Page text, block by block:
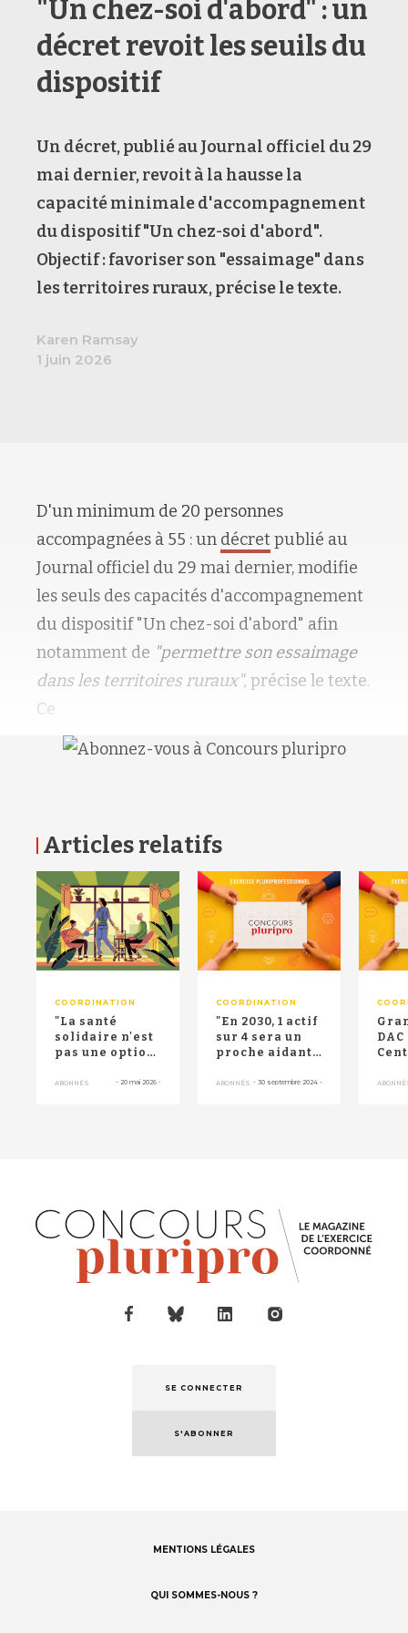
"Un chez-soi d'abord" : un
décret revoit les seuils du
dispositif
Un décret, publié au Journal officiel du 29
mai dernier, revoit à la hausse la
capacité minimale d'accompagnement
du dispositif "Un chez-soi d'abord".
Objectif : favoriser son "essaimage" dans
les territoires ruraux, précise le texte.
Karen Ramsay
1 juin 2026
D'un minimum de 20 personnes
accompagnées à 55 : un décretpublié au
Journal officiel du 29 mai dernier, modifie
les seuls des capacités d'accompagnement
du dispositif "Un chez-soi d'abord" afin
notamment de "permettre son essaimage
dans les territoires ruraux", précise le texte.
Ce
Articles relatifs
COORDINATION
"La santé
solidaire n'est
pas une option"
et centres de ...
ABONNÉS - 20 mai 2026 -
COORDINATION
"En 2030, 1 actif
sur 4 sera un
proche aidant"
t'Ai...
ABONNÉS - 30 septembre 2024 -
RETOUR HAUT DE PAGE
SE CONNECTER
S'ABONNER
MENTIONS LÉGALES
QUI SOMMES-NOUS ?